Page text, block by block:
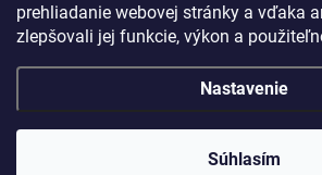
prehliadanie webovej stránky a vďaka
zlepšovali jej funkcie, výkon a
Nastavenie
Súhlasím
Kaliber SP s.r.o. . Všetky